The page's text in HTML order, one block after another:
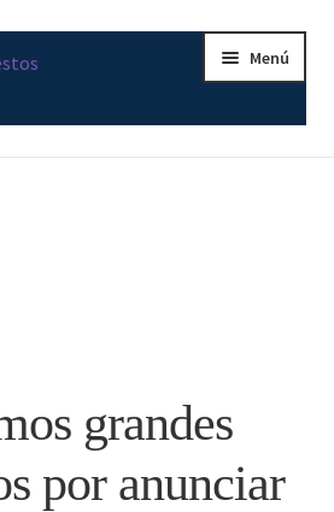
Menú
grandes
por anunciar